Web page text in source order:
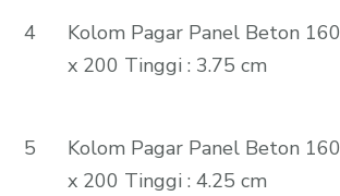
4
Kolom Pagar Panel Beton 160
x 200 Tinggi : 3.75 cm
5
Kolom Pagar Panel Beton 160
x 200 Tinggi : 4.25 cm